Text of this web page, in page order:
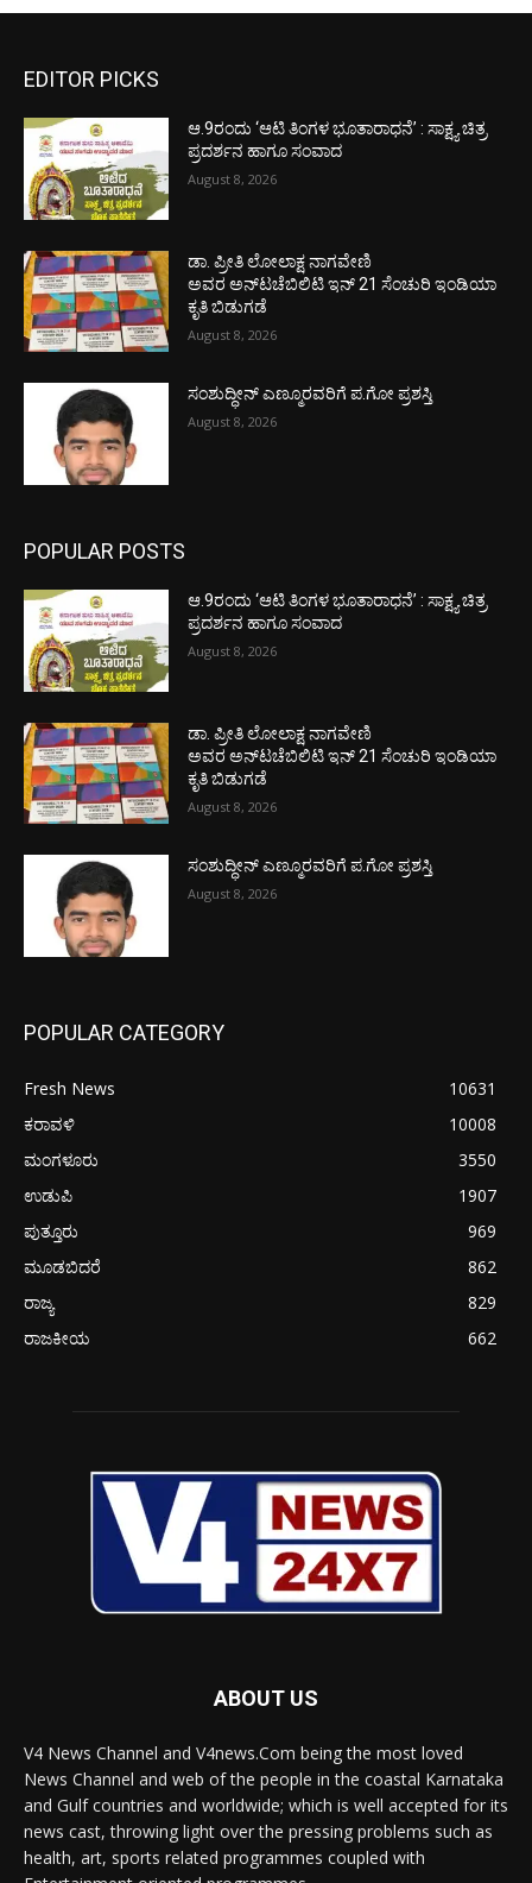
EDITOR PICKS
ಆ.9ರಂದು ‘ಆಟಿ ತಿಂಗಳ ಭೂತಾರಾಧನೆ’ : ಸಾಕ್ಷ್ಯ ಚಿತ್ರ
ಪ್ರದರ್ಶನ ಹಾಗೂ ಸಂವಾದ
August 8, 2026
ಡಾ. ಪ್ರೀತಿ ಲೋಲಾಕ್ಷ ನಾಗವೇಣಿ
ಅವರ ಅನ್‌ಟಚೆಬಿಲಿಟಿ ಇನ್ 21 ಸೆಂಚುರಿ ಇಂಡಿಯಾ
ಕೃತಿ ಬಿಡುಗಡೆ
August 8, 2026
ಸಂಶುದ್ಧೀನ್ ಎಣ್ಮೂರವರಿಗೆ ಪ.ಗೋ ಪ್ರಶಸ್ತಿ
August 8, 2026
POPULAR POSTS
ಆ.9ರಂದು ‘ಆಟಿ ತಿಂಗಳ ಭೂತಾರಾಧನೆ’ : ಸಾಕ್ಷ್ಯ ಚಿತ್ರ
ಪ್ರದರ್ಶನ ಹಾಗೂ ಸಂವಾದ
August 8, 2026
ಡಾ. ಪ್ರೀತಿ ಲೋಲಾಕ್ಷ ನಾಗವೇಣಿ
ಅವರ ಅನ್‌ಟಚೆಬಿಲಿಟಿ ಇನ್ 21 ಸೆಂಚುರಿ ಇಂಡಿಯಾ
ಕೃತಿ ಬಿಡುಗಡೆ
August 8, 2026
ಸಂಶುದ್ಧೀನ್ ಎಣ್ಮೂರವರಿಗೆ ಪ.ಗೋ ಪ್ರಶಸ್ತಿ
August 8, 2026
POPULAR CATEGORY
Fresh News
10631
ಕರಾವಳಿ
10008
ಮಂಗಳೂರು
3550
ಉಡುಪಿ
1907
ಪುತ್ತೂರು
969
ಮೂಡಬಿದರೆ
862
ರಾಜ್ಯ
829
ರಾಜಕೀಯ
662
ABOUT US
V4 News Channel and V4news.Com being the most loved
News Channel and web of the people in the coastal Karnataka
and Gulf countries and worldwide; which is well accepted for its
news cast, throwing light over the pressing problems such as
health, art, sports related programmes coupled with